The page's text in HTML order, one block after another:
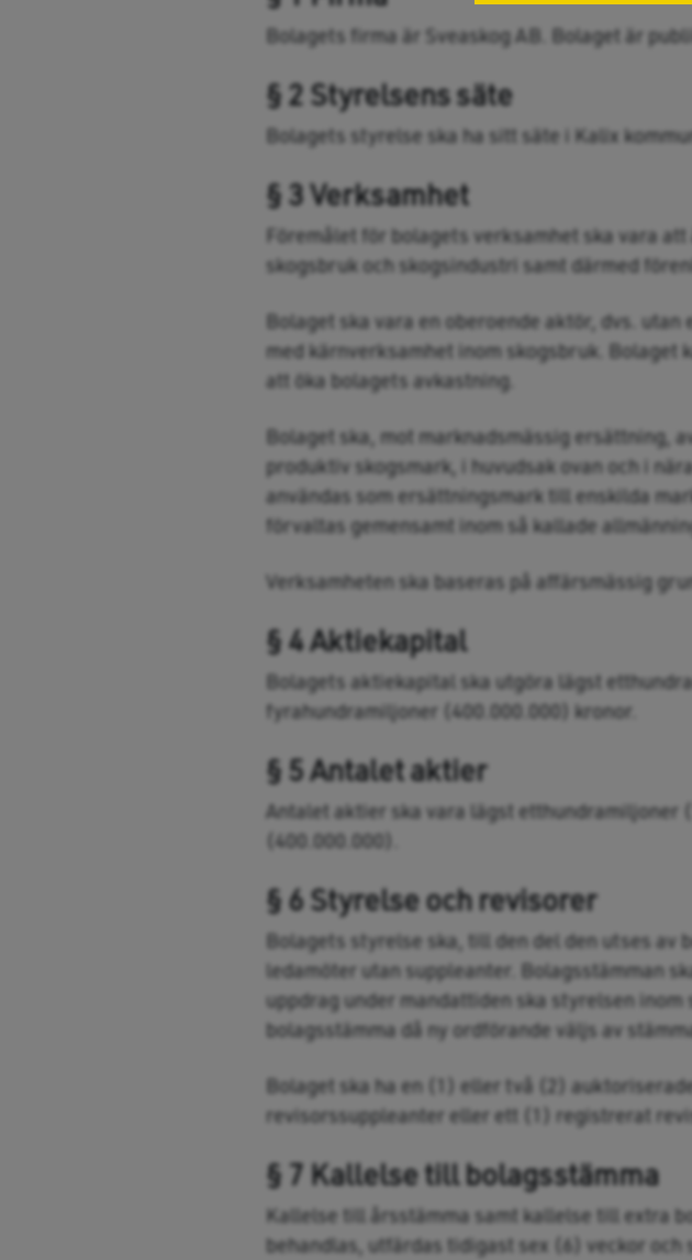
Bolagets firma är Sveaskog AB. Bolaget är
§ 2 Styrelsens säte
Bolagets styrelse ska ha sitt säte i Kalix
§ 3 Verksamhet
Föremålet för bolagets verksamhet ska vara
skogsbruk och skogsindustri samt därmed
Bolaget ska vara en oberoende aktör, dvs.
med kärnverksamhet inom skogsbruk.
att öka bolagets avkastning.
Bolaget ska, mot marknadsmässig ersättning,
produktiv skogsmark, i huvudsak ovan och i
användas som ersättningsmark till enskilda
förvaltas gemensamt inom så kallade
Verksamheten ska baseras på affärsmässig
§ 4 Aktiekapital
Bolagets aktiekapital ska utgöra lägst
fyrahundramiljoner (400.000.000) kronor.
§ 5 Antalet aktier
Antalet aktier ska vara lägst etthundramiljoner
(400.000.000).
§ 6 Styrelse och revisorer
Bolagets styrelse ska, till den del den utses av
ledamöter utan suppleanter. Bolagsstämman
uppdrag under mandattiden ska styrelsen
bolagsstämma då ny ordförande väljs av
Bolaget ska ha en (1) eller två (2)
revisorssuppleanter eller ett (1) registrerat
§ 7 Kallelse till bolagsstämma
Kallelse till årsstämma samt kallelse till extra
behandlas, utfärdas tidigast sex (6) veckor